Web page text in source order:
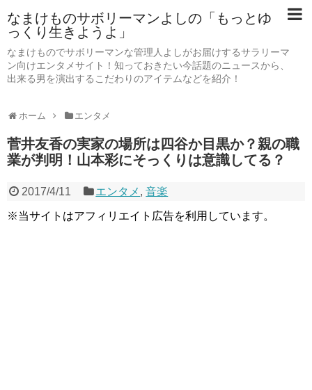
なまけものサボリーマンよしの「もっとゆ
っくり生きようよ」
なまけものでサボリーマンな管理人よしがお届けするサラリーマ
ン向けエンタメサイト！知っておきたい今話題のニュースから、
出来る男を演出するこだわりのアイテムなどを紹介！
ホーム エンタメ
菅井友香の実家の場所は四谷か目黒か？親の職
業が判明！山本彩にそっくりは意識してる？
2017/4/11 エンタメ ,音楽
※当サイトはアフィリエイト広告を利用しています。